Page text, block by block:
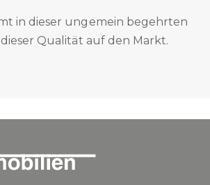
in dieser ungemein begehrten
Qualität auf den Markt.